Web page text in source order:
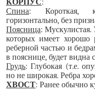
КОРПУС:
Спина: Короткая,
горизонтально, без
Поясница: Мускулистая.
которых имеет хорошо
реберной частью и
в пояснице, будет видна
Грудь: Глубокая (т.е.
но не широкая. Ребра
ХВОСТ: Ранее обычно